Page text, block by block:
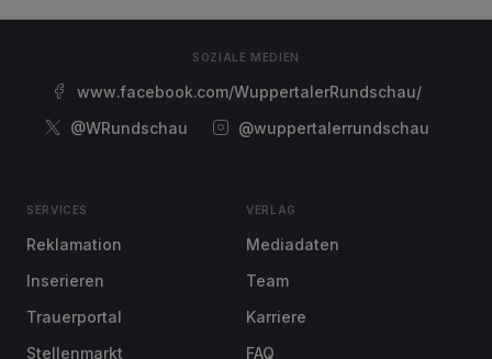
SOZIALE MEDIEN
www.facebook.com/WuppertalerRundschau/
@WRundschau
@wuppertalerrundschau
SERVICES
Reklamation
Inserieren
Trauerportal
Stellenmarkt
VERLAG
Mediadaten
Team
Karriere
FAQ